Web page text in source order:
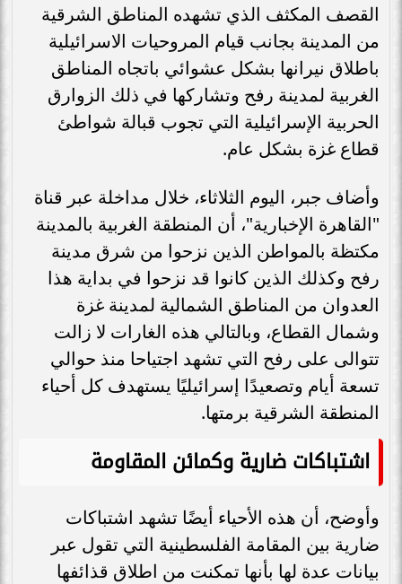
القصف المكثف الذي تشهده المناطق الشرقية
من المدينة بجانب قيام المروحيات الاسرائيلية
باطلاق نيرانها بشكل عشوائي باتجاه المناطق
الغربية لمدينة رفح وتشاركها في ذلك الزوارق
الحربية الإسرائيلية التي تجوب قبالة شواطئ
قطاع غزة بشكل عام.
وأضاف جبر، اليوم الثلاثاء، خلال مداخلة عبر قناة
"القاهرة الإخبارية"، أن المنطقة الغربية بالمدينة
مكتظة بالمواطن الذين نزحوا من شرق مدينة
رفح وكذلك الذين كانوا قد نزحوا في بداية هذا
العدوان من المناطق الشمالية لمدينة غزة
وشمال القطاع، وبالتالي هذه الغارات لا زالت
تتوالى على رفح التي تشهد اجتياحا منذ حوالي
تسعة أيام وتصعيدًا إسرائيليًا يستهدف كل أحياء
المنطقة الشرقية برمتها.
اشتباكات ضارية وكمائن المقاومة
وأوضح، أن هذه الأحياء أيضًا تشهد اشتباكات
ضارية بين المقامة الفلسطينية التي تقول عبر
بيانات عدة لها بأنها تمكنت من اطلاق قذائفها